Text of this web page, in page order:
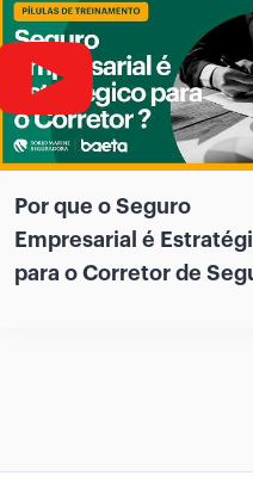
Por que o Seguro
Empresarial é
para o Corretor de